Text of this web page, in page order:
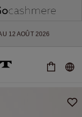
12 AOÛT 2026
POUR LA